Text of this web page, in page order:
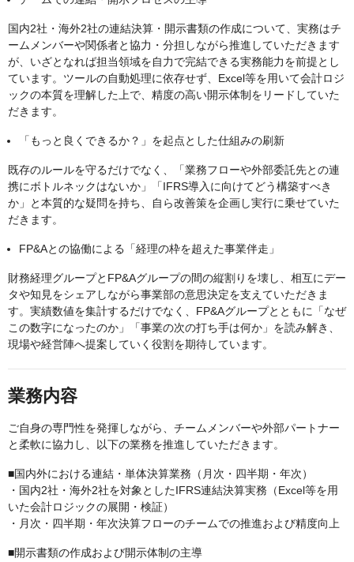
国内2社・海外2社の連結決算・開示書類の作成について、実務はチ
ームメンバーや関係者と協力・分担しながら推進していただきます
が、いざとなれば担当領域を自力で完結できる実務能力を前提とし
ています。ツールの自動処理に依存せず、Excel等を用いて会計ロジ
ックの本質を理解した上で、精度の高い開示体制をリードしていた
だきます。
「もっと良くできるか？」を起点とした仕組みの刷新
既存のルールを守るだけでなく、「業務フローや外部委託先との連
携にボトルネックはないか」「IFRS導入に向けてどう構築すべき
か」と本質的な疑問を持ち、自ら改善策を企画し実行に乗せていた
だきます。
FP&Aとの協働による「経理の枠を超えた事業伴走」
財務経理グループとFP&Aグループの間の縦割りを壊し、相互にデー
タや知見をシェアしながら事業部の意思決定を支えていただきま
す。実績数値を集計するだけでなく、FP&Aグループとともに「なぜ
この数字になったのか」「事業の次の打ち手は何か」を読み解き、
現場や経営陣へ提案していく役割を期待しています。
業務内容
ご自身の専門性を発揮しながら、チームメンバーや外部パートナー
と柔軟に協力し、以下の業務を推進していただきます。
■国内外における連結・単体決算業務（月次・四半期・年次）
・国内2社・海外2社を対象としたIFRS連結決算実務（Excel等を用
いた会計ロジックの展開・検証）
・月次・四半期・年次決算フローのチームでの推進および精度向上
■開示書類の作成および開示体制の主導